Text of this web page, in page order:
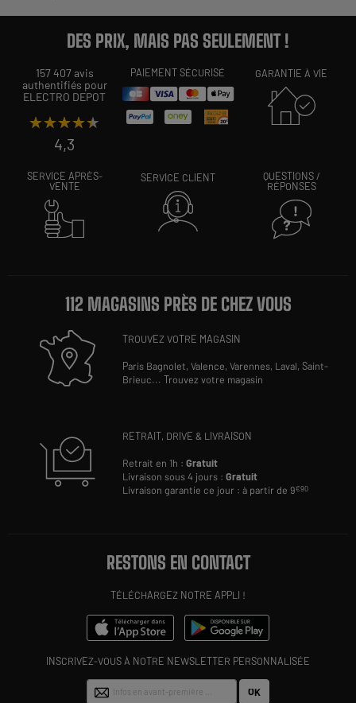
DES PRIX, MAIS PAS SEULEMENT !
157 407 avis
authentifiés pour
ELECTRO DEPOT
★★★★★
★★★★★
4,3
PAIEMENT SÉCURISÉ GARANTIE À VIE
SERVICE APRÈS-
VENTE
SERVICE CLIENT
QUESTIONS /
RÉPONSES
112 MAGASINS PRÈS DE CHEZ VOUS
TROUVEZ VOTRE MAGASIN
Paris Bagnolet,Valence,Varennes, Laval,Saint-
Brieuc...Trouvez votre magasin
RETRAIT, DRIVE & LIVRAISON
Retrait en 1h :Gratuit
Livraison sous 4 jours :Gratuit
Livraison garantie ce jour : à partir de 9€90
RESTONS EN CONTACT
TÉLÉCHARGEZ NOTRE APPLI !
INSCRIVEZ-VOUS À NOTRE NEWSLETTER PERSONNALISÉE
OK